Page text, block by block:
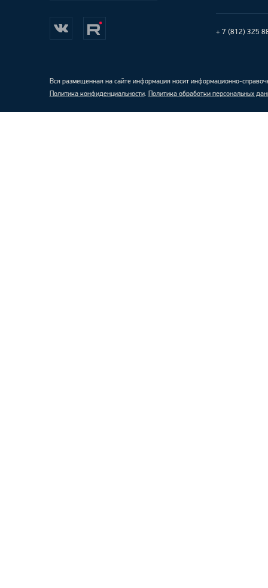
+ 7 (812) 325
Вся размещенная на сайте информация носит информационно-
Политика конфиденциальности. Политика обработки персональных